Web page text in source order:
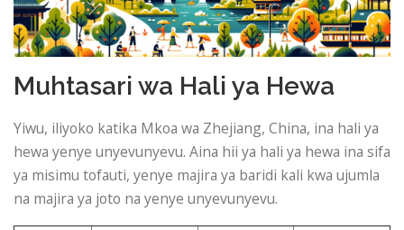
Muhtasari wa Hali ya Hewa
Yiwu, iliyoko katika Mkoa wa Zhejiang, China, ina hali ya
hewa yenye unyevunyevu. Aina hii ya hali ya hewa ina sifa
ya misimu tofauti, yenye majira ya baridi kali kwa ujumla
na majira ya joto na yenye unyevunyevu.